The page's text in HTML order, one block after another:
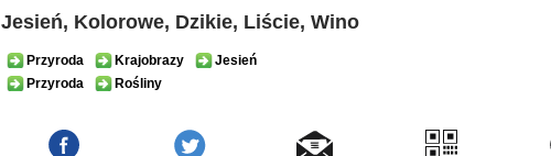
Jesień, Kolorowe, Dzikie, Liście, Wino
Przyroda Krajobrazy
Jesień
Przyroda
Rośliny